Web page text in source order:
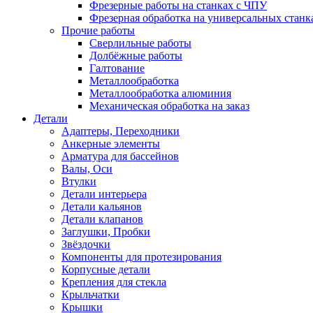
Фрезерные работы на станках с ЧПУ
Фрезерная обработка на универсальных
Прочие работы
Сверлильные работы
Долбёжные работы
Галтование
Металлообработка
Металлообработка алюминия
Механическая обработка на заказ
Детали
Адаптеры, Переходники
Анкерные элементы
Арматура для бассейнов
Валы, Оси
Втулки
Детали интерьера
Детали кальянов
Детали клапанов
Заглушки, Пробки
Звёздочки
Компоненты для протезирования
Корпусные детали
Крепления для стекла
Крыльчатки
Крышки